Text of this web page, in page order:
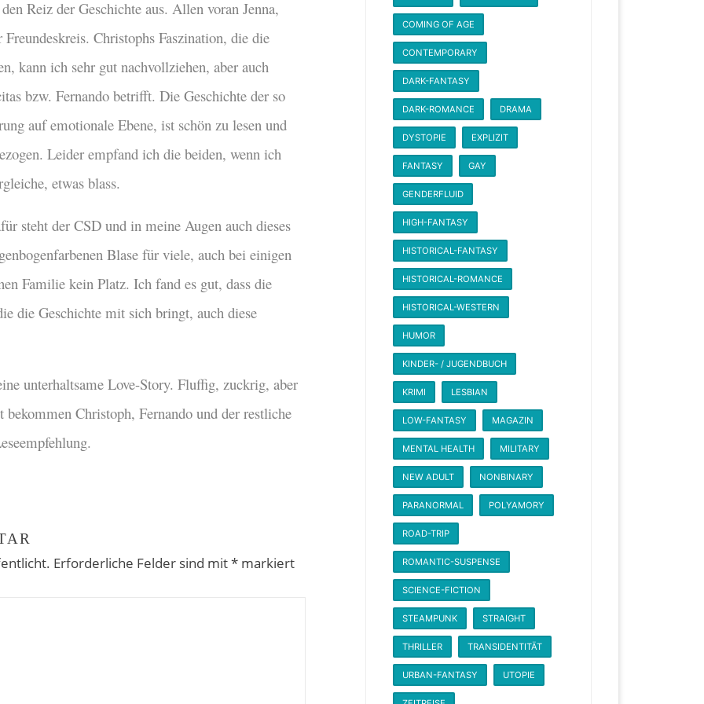
Reiz der Geschichte aus. Allen voran Jenna,
Christophs Faszination, die die
kann ich sehr gut nachvollziehen, aber auch
bzw. Fernando betrifft. Die Geschichte der so
auf emotionale Ebene, ist schön zu lesen und
Leider empfand ich die beiden, wenn ich
etwas blass.
steht der CSD und in meine Augen auch dieses
Blase für viele, auch bei einigen
Familie kein Platz. Ich fand es gut, dass die
die Geschichte mit sich bringt, auch diese
unterhaltsame Love-Story. Fluffig, zuckrig, aber
Christoph, Fernando und der restliche
Erforderliche Felder sind mit* markiert
COMING OF AGE
CONTEMPORARY
DARK-FANTASY
DARK-ROMANCE DRAMA
DYSTOPIE EXPLIZIT
FANTASY GAY
GENDERFLUID
HIGH-FANTASY
HISTORICAL-FANTASY
HISTORICAL-ROMANCE
HISTORICAL-WESTERN
HUMOR
KINDER- / JUGENDBUCH
KRIMI LESBIAN
LOW-FANTASY MAGAZIN
MENTAL HEALTH MILITARY
NEW ADULT NONBINARY
PARANORMAL POLYAMORY
ROAD-TRIP
ROMANTIC-SUSPENSE
SCIENCE-FICTION
STEAMPUNK STRAIGHT
THRILLER TRANSIDENTITÄT
URBAN-FANTASY UTOPIE